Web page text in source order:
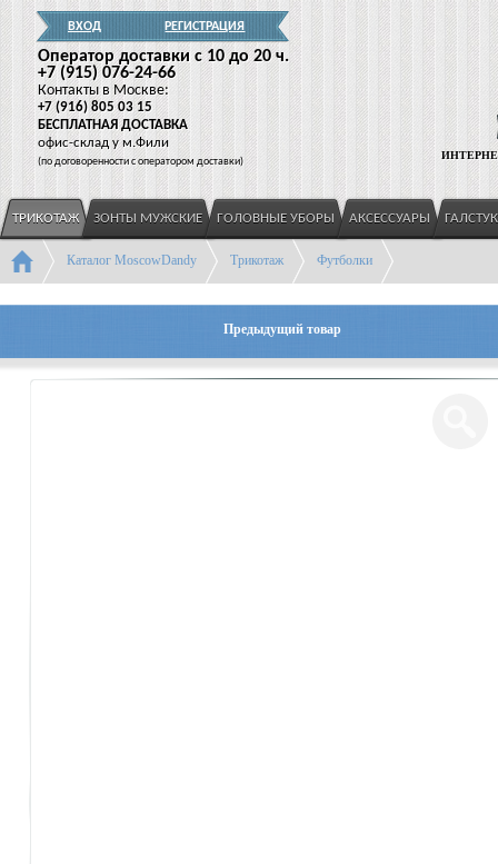
ВХОД РЕГИСТРАЦИЯ
Оператор доставки c 10 до 20 ч.
+7 (915) 076-24-66
Контакты в Москве:
+7 (916) 805 03 15
БЕСПЛАТНАЯ ДОСТАВКА
офис-склад у м.Фили
(по договоренности с оператором доставки)
ТРИКОТАЖ ЗОНТЫ МУЖСКИЕ ГОЛОВНЫЕ УБОРЫ АКСЕССУАРЫ
Каталог MoscowDandy Трикотаж Футболки
Предыдущий товар